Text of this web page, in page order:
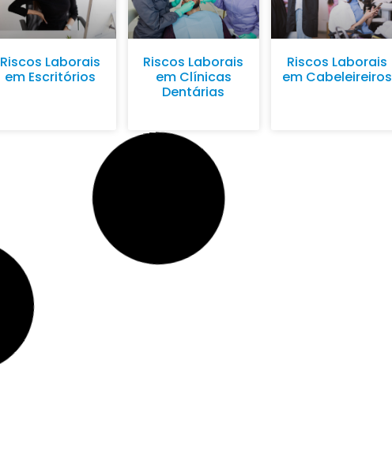
Riscos Laborais
em Escritórios
Riscos Laborais
em Clínicas
Dentárias
Riscos Laborais
em Cabeleireiros
Normas de
Segurança na
utilização de
andaimes
SEGURANÇA NO
Acidentes de